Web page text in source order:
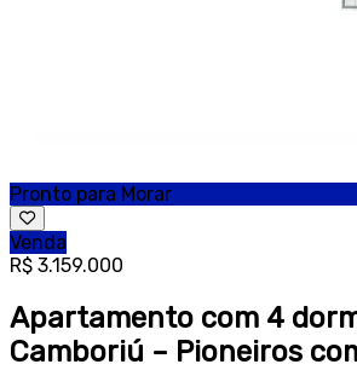
Pronto para Morar
Venda
R$ 3.159.000
Apartamento com 4
Camboriú – Pioneiros